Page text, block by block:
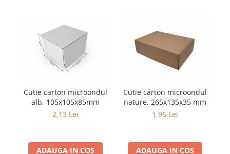
Cutie carton microondul
alb, 105x105x85mm
2,13 Lei
ADAUGA IN COS
Cutie carton microondul
nature, 265x135x35 mm
1,96 Lei
ADAUGA IN COS